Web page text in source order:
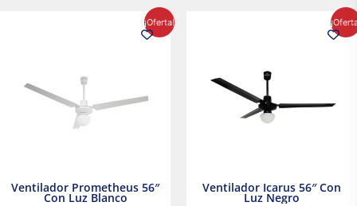
¡Oferta!
Ventilador Prometheus 56″
Con Luz Blanco
precio
actual
Ventilador Icarus 56″ Con
Luz Negro
precio
actual